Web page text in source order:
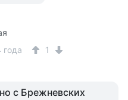
года 1
с Брежневских